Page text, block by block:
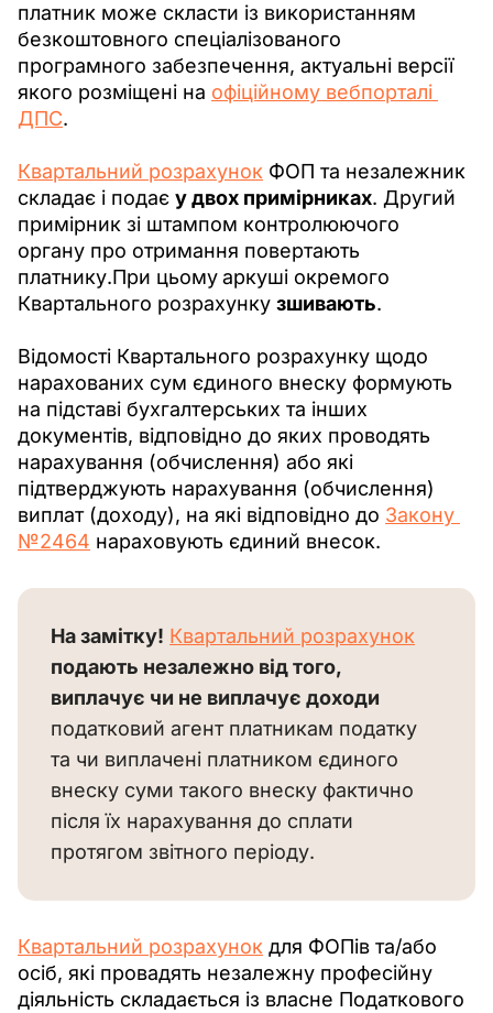
платник може скласти із використанням
безкоштовного спеціалізованого
програмного забезпечення, актуальні версії
якого розміщені на офіційному вебпорталі
ДПС.
Квартальний розрахунок ФОП та незалежник
складає і подає у двох примірниках. Другий
примірник зі штампом контролюючого
органу про отримання повертають
платнику.При цьомуаркуші окремого
Квартального розрахунку зшивають.
Відомості Квартального розрахунку щодо
нарахованих сум єдиного внеску формують
на підставі бухгалтерських та інших
документів, відповідно до яких проводять
нарахування (обчислення) або які
підтверджують нарахування (обчислення)
виплат (доходу), на які відповідно до Закону
№2464 нараховують єдиний внесок.
На замітку! Квартальний розрахунок
подають незалежно від того,
виплачує чи не виплачує доходи
податковий агент платникам податку
та чи виплачені платником єдиного
внеску суми такого внеску фактично
після їх нарахування до сплати
протягом звітного періоду.
Квартальний розрахунок для ФОПів та/або
осіб, які провадять незалежну професійну
діяльність складається із власне Податкового